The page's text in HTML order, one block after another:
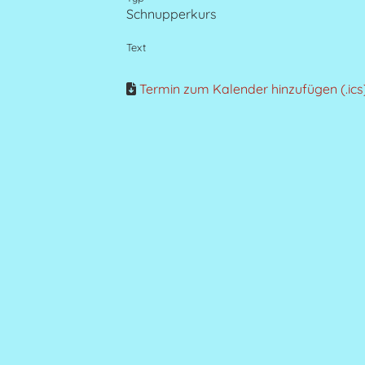
Schnupperkurs
Text
Termin zum Kalender hinzufügen